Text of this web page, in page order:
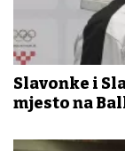
Slavonke i
mjesto na